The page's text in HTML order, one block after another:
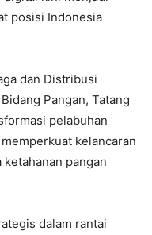
posisi Indonesia
dan Distribusi
Pangan, Tatang
pelabuhan
kelancaran
pangan
dalam rantai